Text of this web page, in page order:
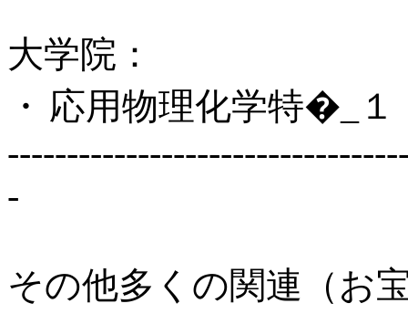
大学院：
・ 応用物理化学特�
-
その他多くの関連（お